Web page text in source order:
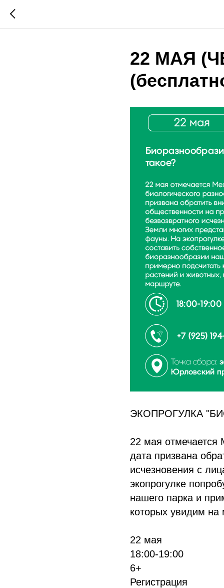
22 МАЯ
ЭКОПРОГУЛКА
22 мая отмечается
дата призвана
исчезновения с
экопрогулке
нашего парка и
которых увидим на
22 мая
18:00-19:00
6+
Регистрация